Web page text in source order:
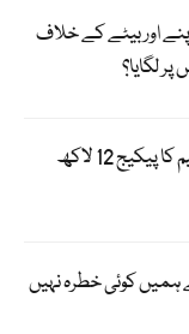
اور بیٹے کے خلاف
لگایا؟
اگلے سال کیلئے 40 روزہ حج اسکیم کا پیکیج 12 لاکھ
کوئی خطرہ نہیں